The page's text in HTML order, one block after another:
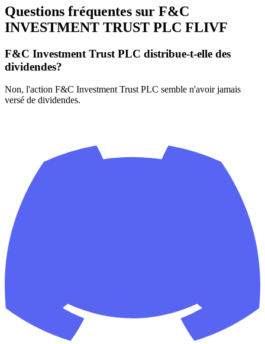
Questions fréquentes sur F&C
INVESTMENT TRUST PLC FLIVF
F&C Investment Trust PLC distribue-t-elle des
dividendes?
Non, l'action F&C Investment Trust PLC semble n'avoir jamais
versé de dividendes.